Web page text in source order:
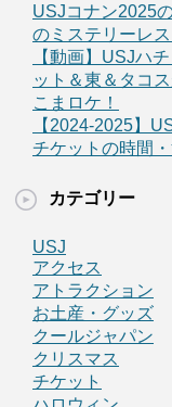
USJコナン2025
のミステリーレ
【動画】USJハ
ット＆東＆タコ
こまロケ！
【2024-2025】
チケットの時間
カテゴリー
USJ
アクセス
アトラクション
お土産・グッズ
クールジャパン
クリスマス
チケット